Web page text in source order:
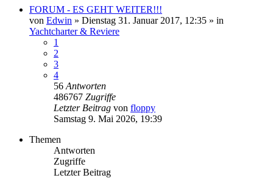
FORUM - ES GEHT WEITER!!!
von Edwin » Dienstag 31. Januar 2017, 12:35 » in
Yachtcharter & Reviere
1
2
3
4
56 Antworten
486767 Zugriffe
Letzter Beitrag von floppy
Samstag 9. Mai 2026, 19:39
Themen
Antworten
Zugriffe
Letzter Beitrag